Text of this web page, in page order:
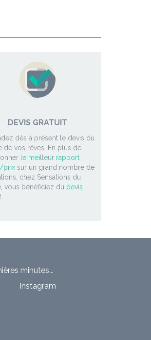
DEVIS GRATUIT
dès à présent le devis du
de vos rêves. En plus de
le meilleur rapport
prixsur un grand nombre de
chez Sensations du
vous bénéficiez du devis
minutes...
Instagram